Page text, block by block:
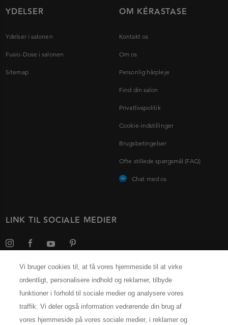
YDELSER
Ydelser i salonen
Fusio-Dose i salonen
Sitemap
OM KÉRASTASE
Kontakt os
Om os
Personlig hårpleje
Find din salon
Privatlivspolitik
Cookie-indstillinger
Brugsbetingelser
Ofte stillede spørgsmål (FAQ)
Chat med os
LINK TIL SOCIALE MEDIER
Vælg dit land
PRODUCENTINFORMATION
Vi bruger cookies til, at få vores hjemmeside til at virke
ordentligt, personalisere indhold og reklamer, tilbyde
funktioner i forhold til sociale medier og analysere vores
traffik. Vi deler også information vedrørende din brug af
vores hjemmeside på vores sociale medier, i reklamer og